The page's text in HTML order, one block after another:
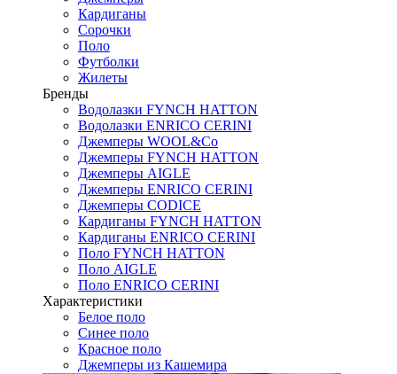
Кардиганы
Сорочки
Поло
Футболки
Жилеты
Бренды
Водолазки FYNCH HATTON
Водолазки ENRICO CERINI
Джемперы WOOL&Co
Джемперы FYNCH HATTON
Джемперы AIGLE
Джемперы ENRICO CERINI
Джемперы CODICE
Кардиганы FYNCH HATTON
Кардиганы ENRICO CERINI
Поло FYNCH HATTON
Поло AIGLE
Поло ENRICO CERINI
Характеристики
Белое поло
Синее поло
Красное поло
Джемперы из Кашемира